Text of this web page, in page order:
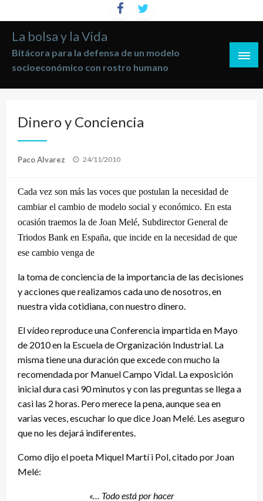
al
contenido
La bolsa y la Vida
Bitácora para la defensa de un modelo
socioeconómico con rostro humano
Dinero y Conciencia
Paco Alvarez
Publicado
24/11/2010
Cada vez son más las voces que postulan la necesidad de
cambiar el cambio de modelo social y económico. En esta
ocasión traemos la de Joan Melé, Subdirector General de
Triodos Bank en España, que incide en la necesidad de que
ese cambio venga de
la toma de conciencia de la importancia de las decisiones
y acciones que realizamos cada uno de nosotros, en
nuestra vida cotidiana, con nuestro dinero.
El vídeo reproduce una Conferencia impartida en Mayo
de 2010 en la Escuela de Organización Industrial. La
misma tiene una duración que excede con mucho la
recomendada por Manuel Campo Vidal. La exposición
inicial dura casi 90 minutos y con las preguntas se llega a
casi las 2 horas. Pero merece la pena, aunque sea en
varias veces, escuchar lo que dice Joan Melé. Les aseguro
que no les dejará indiferentes.
Como dijo el poeta Miquel Martí i Pol, citado por Joan
Melé:
«… Todo está por hacer